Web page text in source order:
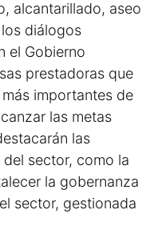
alcantarillado, aseo
diálogos
el Gobierno
prestadoras que
importantes de
las metas
las
sector, como la
la gobernanza
sector, gestionada